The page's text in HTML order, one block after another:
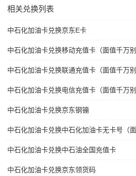
相关兑换列表
中石化加油卡兑换京东E卡
中石化加油卡兑换移动充值卡（面值千万别
中石化加油卡兑换联通充值卡（面值千万别
中石化加油卡兑换电信充值卡（面值千万别
中石化加油卡兑换京东钢镚
中石化加油卡兑换中石化加油卡无卡号（
中石化加油卡兑换中石油全国充值卡
中石化加油卡兑换京东领货码